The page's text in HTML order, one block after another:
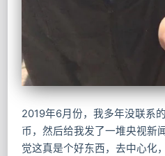
2019年6月份，我多年没联系
币，然后给我发了一堆央视新
觉这真是个好东西，去中心化